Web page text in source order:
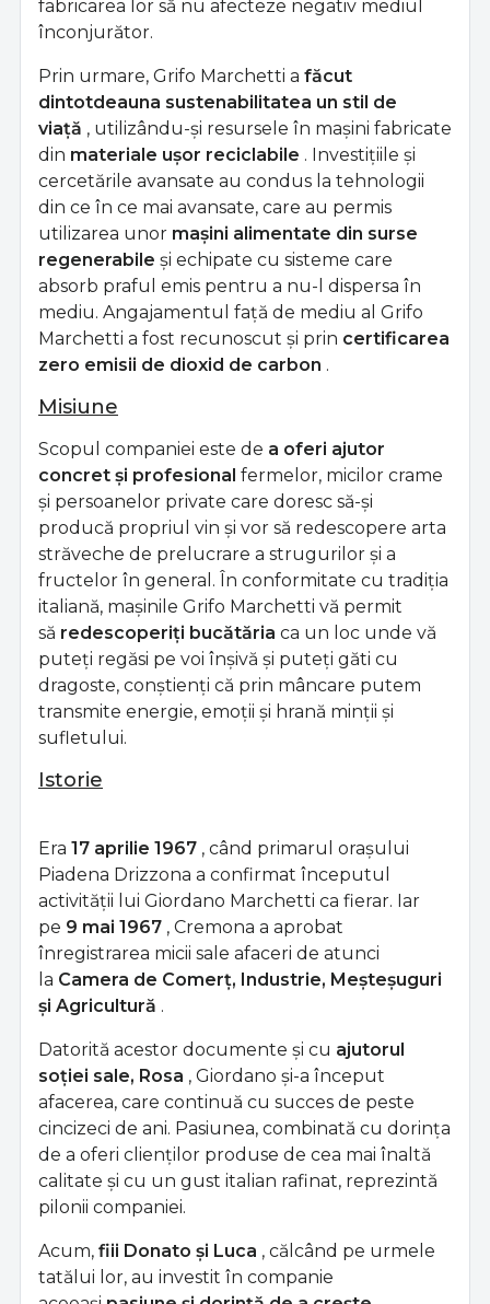
fabricarea lor să nu afecteze negativ mediul
înconjurător.
Prin urmare, Grifo Marchetti a făcut
dintotdeauna sustenabilitatea un stil de
viață , utilizându-și resursele în mașini fabricate
din materiale ușor reciclabile . Investițiile și
cercetările avansate au condus la tehnologii
din ce în ce mai avansate, care au permis
utilizarea unor mașini alimentate din surse
regenerabile și echipate cu sisteme care
absorb praful emis pentru a nu-l dispersa în
mediu. Angajamentul față de mediu al Grifo
Marchetti a fost recunoscut și prin certificarea
zero emisii de dioxid de carbon .
Misiune
Scopul companiei este de a oferi ajutor
concret și profesional fermelor, micilor crame
și persoanelor private care doresc să-și
producă propriul vin și vor să redescopere arta
străveche de prelucrare a strugurilor și a
fructelor în general. În conformitate cu tradiția
italiană, mașinile Grifo Marchetti vă permit
să redescoperiți bucătăria ca un loc unde vă
puteți regăsi pe voi înșivă și puteți găti cu
dragoste, conștienți că prin mâncare putem
transmite energie, emoții și hrană minții și
sufletului.
Istorie
Era 17 aprilie 1967 , când primarul orașului
Piadena Drizzona a confirmat începutul
activității lui Giordano Marchetti ca fierar. Iar
pe 9 mai 1967 , Cremona a aprobat
înregistrarea micii sale afaceri de atunci
la Camera de Comerț, Industrie, Meșteșuguri
și Agricultură .
Datorită acestor documente și cu ajutorul
soției sale, Rosa , Giordano și-a început
afacerea, care continuă cu succes de peste
cincizeci de ani. Pasiunea, combinată cu dorința
de a oferi clienților produse de cea mai înaltă
calitate și cu un gust italian rafinat, reprezintă
pilonii companiei.
Acum, fiii Donato și Luca , călcând pe urmele
tatălui lor, au investit în companie